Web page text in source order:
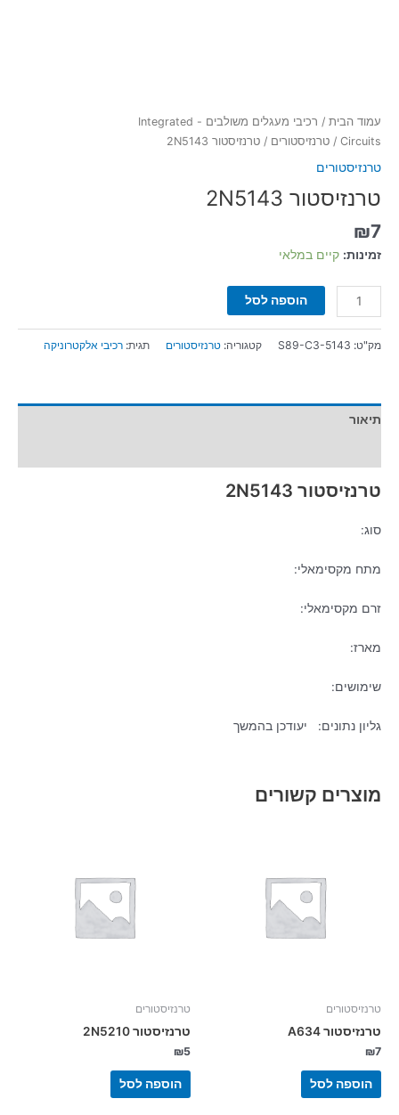
עמוד הבית /
רכיבי מעגלים משולבים - Integrated
Circuits
/ טרנזיסטורים / טרנזיסטור 2N5143
טרנזיסטורים
טרנזיסטור 2N5143
₪7
זמינות: קיים במלאי
הוספה לסל
מק"ט: S89-C3-5143 קטגוריה: טרנזיסטורים תגית: רכיבי אלקטרוניקה
תיאור
טרנזיסטור 2N5143
סוג:
מתח מקסימאלי:
זרם מקסימאלי:
מארז:
שימושים:
גליון נתונים: יעודכן בהמשך
מוצרים קשורים
טרנזיסטורים
טרנזיסטור A634
₪7
הוספה לסל
טרנזיסטורים
טרנזיסטור 2N5210
₪5
הוספה לסל